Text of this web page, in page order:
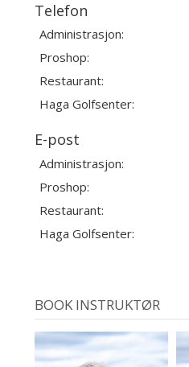
Telefon
Administrasjon:
Proshop:
Restaurant:
Haga Golfsenter:
E-post
Administrasjon:
Proshop:
Restaurant:
Haga Golfsenter:
BOOK INSTRUKTØR